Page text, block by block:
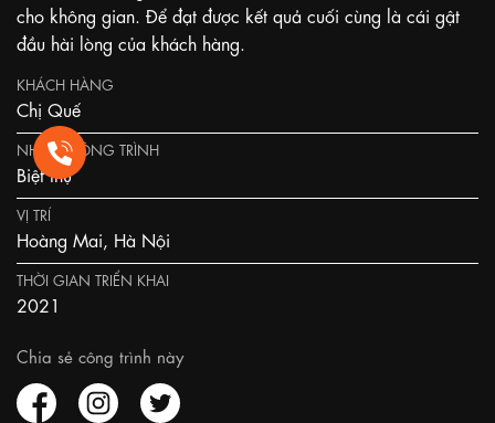
cho không gian. Để đạt được kết quả cuối cùng là cái gật
đầu hài lòng của khách hàng.
KHÁCH HÀNG
Chị Quế
NHÓM CÔNG TRÌNH
Biệt thự
VỊ TRÍ
Hoàng Mai, Hà Nội
THỜI GIAN TRIỂN KHAI
2021
Chia sẻ công trình này